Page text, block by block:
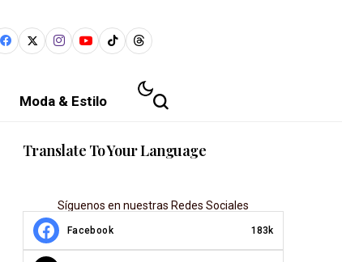
Moda & Estilo
Translate To Your Language
Síguenos en nuestras Redes Sociales
Facebook 183k